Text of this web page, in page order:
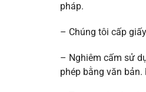
pháp.
– Chúng tôi cấp
– Nghiêm cấm sử
phép bằng văn